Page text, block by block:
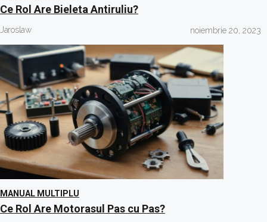
Ce Rol Are Bieleta Antiruliu?
Jaroslaw noiembrie 20, 2023
MANUAL MULTIPLU
Ce Rol Are Motorasul Pas cu Pas?